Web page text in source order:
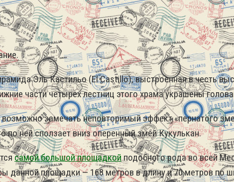
Эль Кастильо (El Castillo), выстроенная в честь
части четырех лестниц этого храма украшены
замечать неповторимый эффект «пернатого
по ней сползает вниз оперенный змей Кукулькан.
самой большой площадкойподобного рода во всей
площадки — 168 метров в длину и 70 метров по